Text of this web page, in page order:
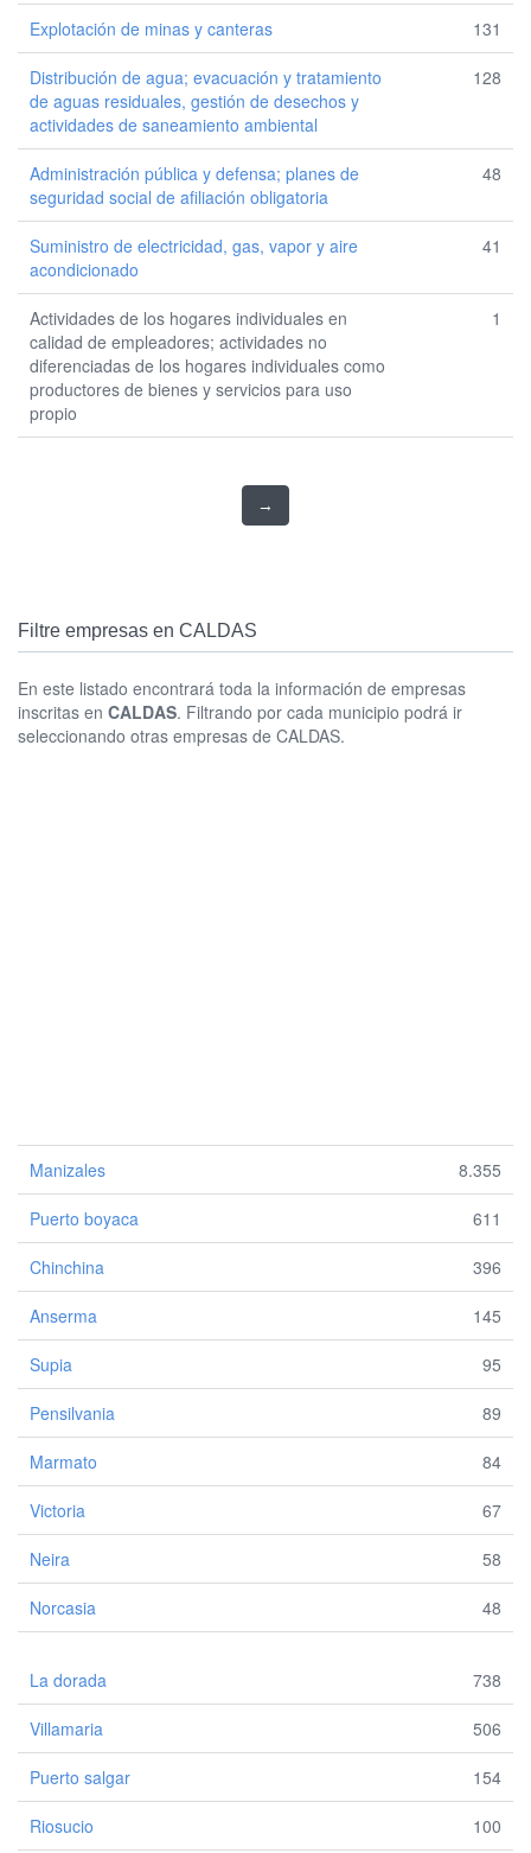
Explotación de minas y canteras 131
Distribución de agua; evacuación y tratamiento
de aguas residuales, gestión de desechos y
actividades de saneamiento ambiental
128
Administración pública y defensa; planes de
seguridad social de afiliación obligatoria
48
Suministro de electricidad, gas, vapor y aire
acondicionado
41
Actividades de los hogares individuales en
calidad de empleadores; actividades no
diferenciadas de los hogares individuales como
productores de bienes y servicios para uso
propio
1
→
Filtre empresas en CALDAS
En este listado encontrará toda la información de empresas
inscritas en CALDAS. Filtrando por cada municipio podrá ir
seleccionando otras empresas de CALDAS.
Manizales 8.355
Puerto boyaca 611
Chinchina 396
Anserma 145
Supia 95
Pensilvania 89
Marmato 84
Victoria 67
Neira 58
Norcasia 48
La dorada 738
Villamaria 506
Puerto salgar 154
Riosucio 100